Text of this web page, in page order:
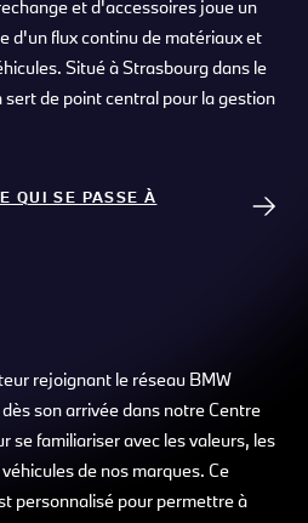
et d'accessoires joue un
d'un flux continu de matériaux et
Situé à Strasbourg dans le
de point central pour la gestion
QUI SE PASSE À
rejoignant le réseau BMW
son arrivée dans notre Centre
se familiariser avec les valeurs, les
de nos marques. Ce
personnalisé pour permettre à